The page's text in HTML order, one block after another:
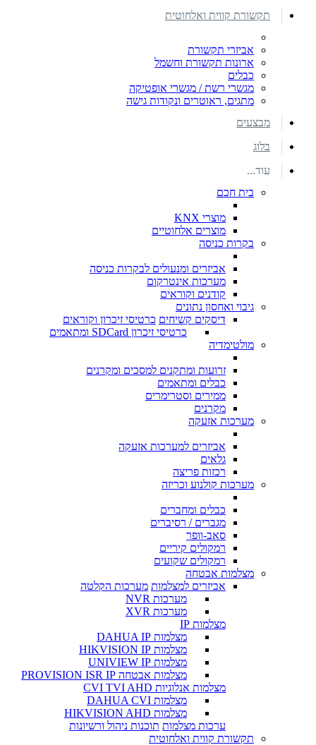
תקשורת קווית ואלחוטית
אביזרי תקשורת
ארונות תקשורת וחשמל
כבלים
מגשרי רשת / מגשרי אופטיקה
מתגים, ראוטרים ונקודות גישה
מבצעים
בלוג
עוד...
בית חכם
מוצרי KNX
מוצרים אלחוטיים
בקרות כניסה
אביזרים ומנעולים לבקרות כניסה
מערכות אינטרקום
קודנים וקוראים
גיבוי ואחסון נתונים
דיסקים קשיחים כרטיסי זיכרון וקוראים
כרטיסי זיכרון SDCard ומתאמים
מולטימדיה
זרועות ומתקנים למסכים ומקרנים
כבלים ומתאמים
ממירים וסטרימרים
מקרנים
מערכות אזעקה
אביזרים למערכות אזעקה
גלאים
רכזות פריצה
מערכות קולנוע וכריזה
כבלים ומחברים
מגברים / רסיברים
סאב-וופר
רמקולים קיריים
רמקולים שקועים
מצלמות אבטחה
אביזרים למצלמות מערכות הקלטה
מערכות NVR
מערכות XVR
מצלמות IP
מצלמות DAHUA IP
מצלמות HIKVISION IP
מצלמות UNIVIEW IP
מצלמות אבטחה PROVISION ISR IP
מצלמות אנלוגיות CVI TVI AHD
מצלמות DAHUA CVI
מצלמות HIKVISION AHD
ערכות מצלמות תוכנות ניהול ורשיונות
תקשורת קווית ואלחוטית